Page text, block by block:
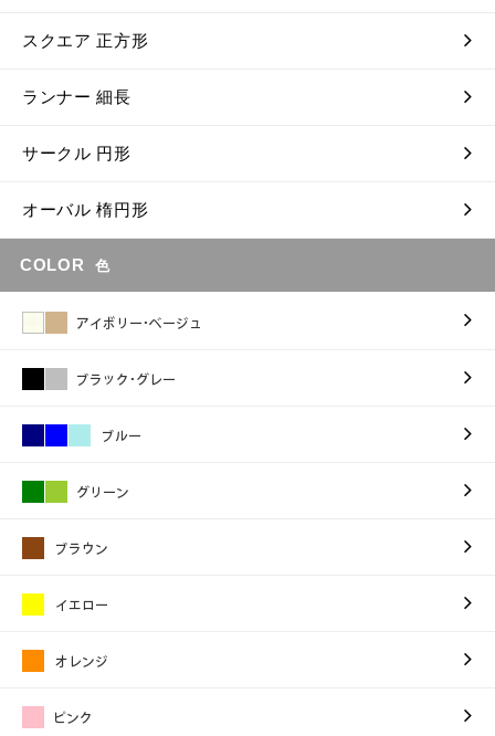
スクエア 正方形
ランナー 細長
サークル 円形
オーバル 楕円形
COLOR 色